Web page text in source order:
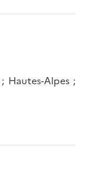
Hautes-Alpes ;